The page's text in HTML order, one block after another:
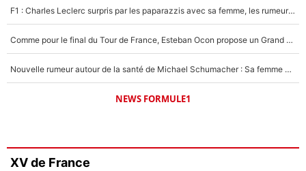
F1 : Charles Leclerc surpris par les paparazzis avec sa femme, les rumeurs étaient vraies !
Comme pour le final du Tour de France, Esteban Ocon propose un Grand Prix de Formule 1 à Paris : «Autour de l’Arc de Triomphe, ce serait génial» !
Nouvelle rumeur autour de la santé de Michael Schumacher : Sa femme Corinna sort du silence
NEWS FORMULE1
XV de France